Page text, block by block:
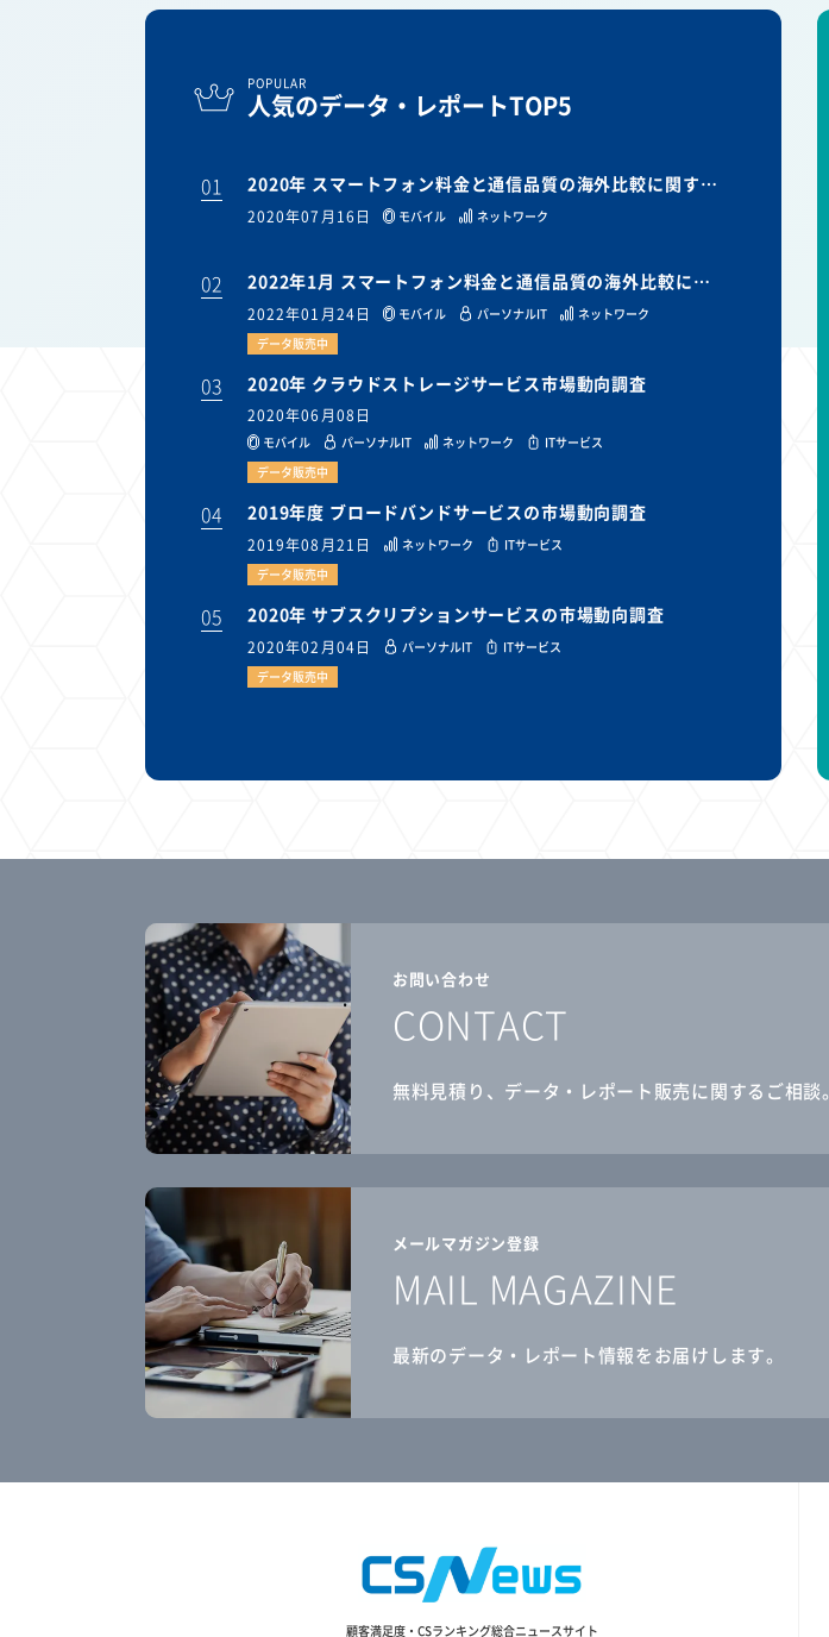
POPULAR
人気のデータ・レポートTOP5
01 2020年 スマートフォン料金と通信品質の海外比較に関す…
2020年07月16日 モバイル ネットワーク
02 2022年1月 スマートフォン料金と通信品質の海外比較に…
2022年01月24日 モバイル パーソナルIT
ネットワーク
データ販売中
03 2020年 クラウドストレージサービス市場動向調査
2020年06月08日
モバイル パーソナルIT ネットワーク
ITサービス
データ販売中
04 2019年度 ブロードバンドサービスの市場動向調査
2019年08月21日 ネットワーク
ITサービス
データ販売中
05 2020年 サブスクリプションサービスの市場動向調査
2020年02月04日 パーソナルIT
ITサービス
データ販売中
お問い合わせ
CONTACT
無料見積り、データ・レポート販売に関するご相談。
メールマガジン登録
MAIL MAGAZINE
最新のデータ・レポート情報をお届けします。
顧客満足度・CSランキング総合ニュースサイト